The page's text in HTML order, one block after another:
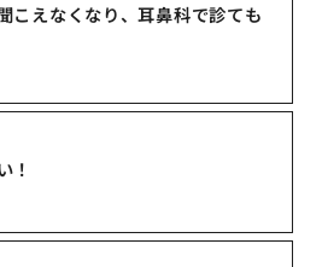
こえなくなり、耳鼻科で診ても
！